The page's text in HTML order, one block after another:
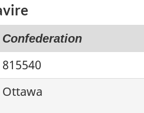
Confederation
815540
Ottawa